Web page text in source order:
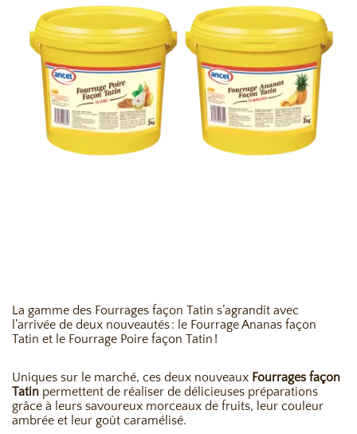
La gamme des Fourrages façon Tatin s’agrandit avec
l’arrivée de deux nouveautés : le Fourrage Ananas façon
Tatin et le Fourrage Poire façon Tatin !
Uniques sur le marché, ces deux nouveaux Fourrages façon
Tatin permettent de réaliser de délicieuses préparations
grâce à leurs savoureux morceaux de fruits, leur couleur
ambrée et leur goût caramélisé.